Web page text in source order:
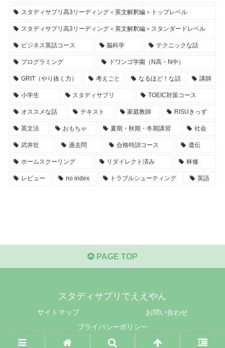
スタディサプリ高3リーディング＜英文解釈編＞トップレベル
スタディサプリ高3リーディング＜英文解釈編＞スタンダードレベル
ビジネス英話コース 脳科学 テクニックな話
プログラミング ドワンゴ学園（N高・N中）
GRIT（やり抜く力） 考えごと なるほど！な話 講師
小学生 スタディサプリ TOEIC対策コース
オススメな話 テキスト 家庭教師 RISUきっず
英文法 おもちゃ 夏期・秋期・冬期講習 社会
武井壮 過去問 合格特訓コース 遺伝
ホームスクーリング リダイレクト済み 林修
レビュー no index トラブルシューティング 英語
PAGE TOP
スタディサプリでええやん
サイトマップ
お問い合わせ
プライバシーポリシー
© 2017-2026 スタディサプリでええやん.